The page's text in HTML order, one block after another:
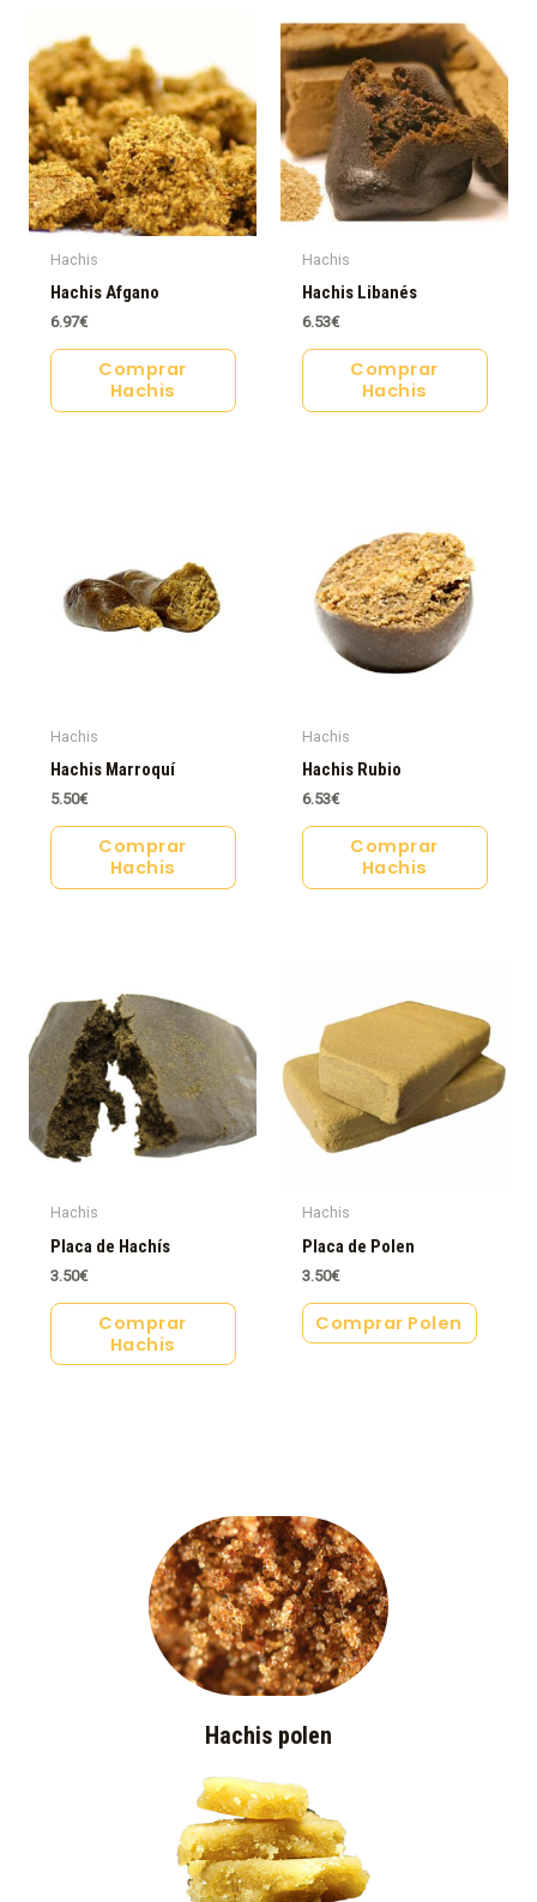
Hachis
Hachis Afgano
6.97€
Comprar
Hachis
Hachis
Hachis Libanés
6.53€
Comprar
Hachis
Hachis
Hachis Marroquí
5.50€
Comprar
Hachis
Hachis
Hachis Rubio
6.53€
Comprar
Hachis
Hachis
Placa de Hachís
3.50€
Comprar
Hachis
Hachis
Placa de Polen
3.50€
Comprar Polen
Hachis polen